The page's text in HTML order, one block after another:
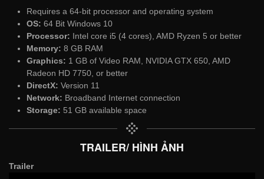
Requires a 64-bit processor and operating system
OS: 64 Bit Windows 10
Processor: Intel core i5 (4 cores), AMD Ryzen 5 or better
Memory: 8 GB RAM
Graphics: 1 GB of Video RAM, NVIDIA GTX 650, AMD
Radeon HD 7750, or better
DirectX: Version 11
Network: Broadband Internet connection
Storage: 51 GB available space
TRAILER/ HÌNH ẢNH
Trailer